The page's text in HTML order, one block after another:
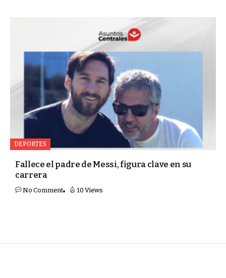
DEPORTES
Fallece el padre de Messi, figura clave en su
carrera
No Comment 10 Views